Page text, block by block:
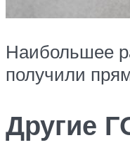
Наибольшее
получили
Другие